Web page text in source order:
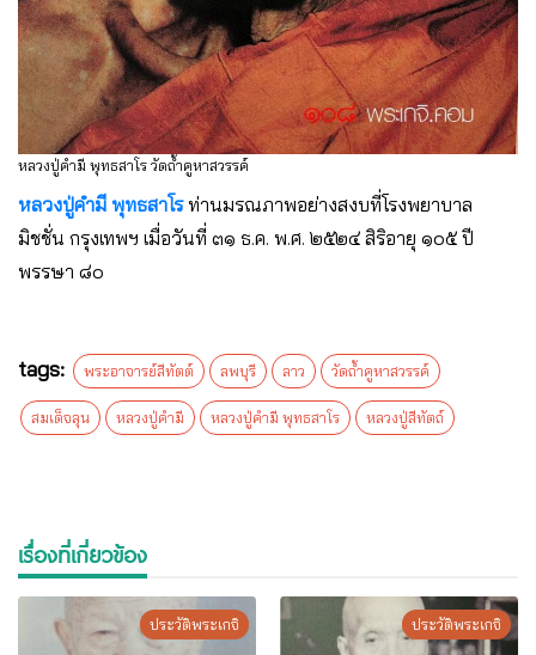
หลวงปู่คำมี พุทธสาโร วัดถ้ำคูหาสวรรค์
หลวงปู่คํามี พุทธสาโรท่านมรณภาพอย่างสงบที่โรงพยาบาล
มิชชั่น กรุงเทพฯ เมื่อวันที่ ๓๑ ธ.ค. พ.ศ. ๒๕๒๔ สิริอายุ ๑๐๕ ปี
พรรษา ๘๐
tags: พระอาจารย์สีทัตต์ ลพบุรี ลาว วัดถ้ำคูหาสวรรค์
สมเด็จลุน หลวงปู่คำมี หลวงปู่คำมี พุทธสาโร หลวงปู่สีทัตถ์
เรื่องที่เกี่ยวข้อง
ประวัติพระเกจิ ประวัติพระเกจิ